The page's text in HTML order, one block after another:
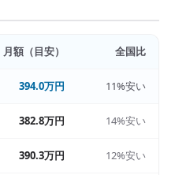
月額（目安） 全国比
394.0万円 11%安い
382.8万円 14%安い
390.3万円 12%安い